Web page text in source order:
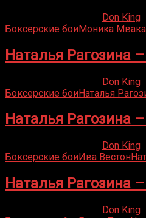
Don King
Боксерские боиМоника
Наталья Рагозина
Don King
Боксерские боиНаталья
Наталья Рагозина
Don King
Боксерские боиИва Вестон
Наталья Рагозина
Don King